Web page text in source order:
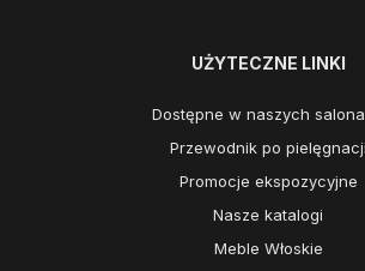
UŻYTECZNE LINKI
Dostępne w naszych
Przewodnik po pielęgnacji
Promocje ekspozycyjne
Nasze katalogi
Meble Włoskie